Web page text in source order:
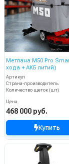
Метлана М50 Pro
хода + АКБ литий)
Артикул
Страна-производитель
Количество щеток (шт)
Цена
468 000 руб.
Купить